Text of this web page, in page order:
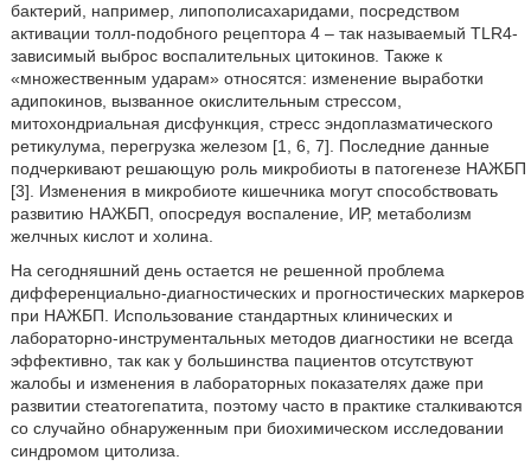
бактерий, например, липополисахаридами, посредством
активации толл-подобного рецептора 4 – так называемый TLR4-
зависимый выброс воспалительных цитокинов. Также к
«множественным ударам» относятся: изменение выработки
адипокинов, вызванное окислительным стрессом,
митохондриальная дисфункция, стресс эндоплазматического
ретикулума, перегрузка железом [1, 6, 7]. Последние данные
подчеркивают решающую роль микробиоты в патогенезе НАЖБП
[3]. Изменения в микробиоте кишечника могут способствовать
развитию НАЖБП, опосредуя воспаление, ИР, метаболизм
желчных кислот и холина.
На сегодняшний день остается не решенной проблема
дифференциально-диагностических и прогностических маркеров
при НАЖБП. Использование стандартных клинических и
лабораторно-инструментальных методов диагностики не всегда
эффективно, так как у большинства пациентов отсутствуют
жалобы и изменения в лабораторных показателях даже при
развитии стеатогепатита, поэтому часто в практике сталкиваются
со случайно обнаруженным при биохимическом исследовании
синдромом цитолиза.